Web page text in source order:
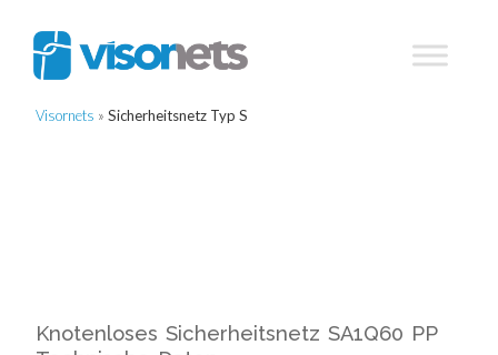
Visornets » Sicherheitsnetz Typ S
Knotenloses Sicherheitsnetz SA1Q60 PP